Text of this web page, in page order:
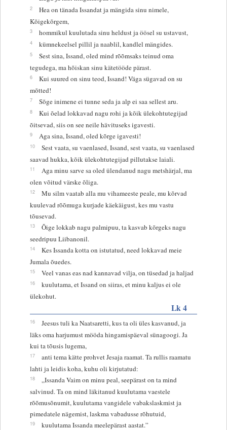
2
Hea on tänada Issandat ja mängida sinu nimele,
Kõigekõrgem,
3 hommikul kuulutada sinu heldust ja öösel su ustavust,
4 kümnekeelsel pillil ja naablil, kandlel mängides.
5
Sest sina, Issand, oled mind rõõmsaks teinud oma
tegudega, ma hõiskan sinu kätetööde pärast.
6
Kui suured on sinu teod, Issand! Väga sügavad on su
mõtted!
7 Sõge inimene ei tunne seda ja alp ei saa sellest aru.
8
Kui õelad lokkavad nagu rohi ja kõik ülekohtutegijad
õitsevad, siis on see neile hävituseks igavesti.
9 Aga sina, Issand, oled kõrge igavesti!
10
Sest vaata, su vaenlased, Issand, sest vaata, su vaenlased
saavad hukka, kõik ülekohtutegijad pillutakse laiali.
11
Aga minu sarve sa oled ülendanud nagu metshärjal, ma
olen võitud värske õliga.
12
Mu silm vaatab alla mu vihameeste peale, mu kõrvad
kuulevad rõõmuga kurjade käekäigust, kes mu vastu
tõusevad.
13
Õige lokkab nagu palmipuu, ta kasvab kõrgeks nagu
seedripuu Liibanonil.
14
Kes Issanda kotta on istutatud, need lokkavad meie
Jumala õuedes.
15 Veel vanas eas nad kannavad vilja, on tüsedad ja haljad
16
kuulutama, et Issand on siiras, et minu kaljus ei ole
ülekohut.
Lk 4
16
Jeesus tuli ka Naatsaretti, kus ta oli üles kasvanud, ja
läks oma harjumust mööda hingamispäeval sünagoogi. Ja
kui ta tõusis lugema,
17
anti tema kätte prohvet Jesaja raamat. Ta rullis raamatu
lahti ja leidis koha, kuhu oli kirjutatud:
18
„Issanda Vaim on minu peal, seepärast on ta mind
salvinud. Ta on mind läkitanud kuulutama vaestele
rõõmusõnumit, kuulutama vangidele vabakslaskmist ja
pimedatele nägemist, laskma vabadusse rõhutuid,
19 kuulutama Issanda meelepärast aastat.”